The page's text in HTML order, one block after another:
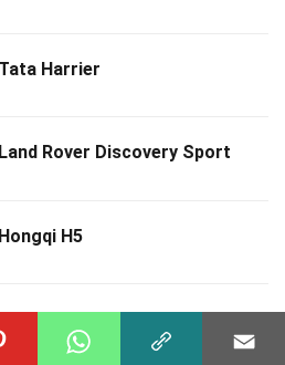
Harrier
Rover Discovery Sport
H5
Ballet Cat